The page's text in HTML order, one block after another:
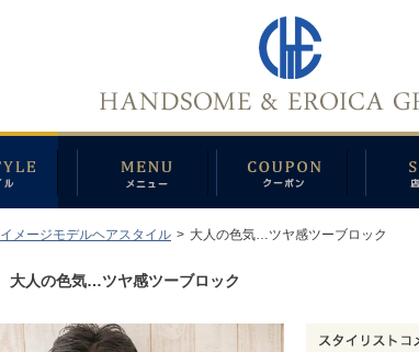
イメージモデルヘアスタイル > 大人の色気…ツヤ感ツーブロック
大人の色気…ツヤ感ツーブロック